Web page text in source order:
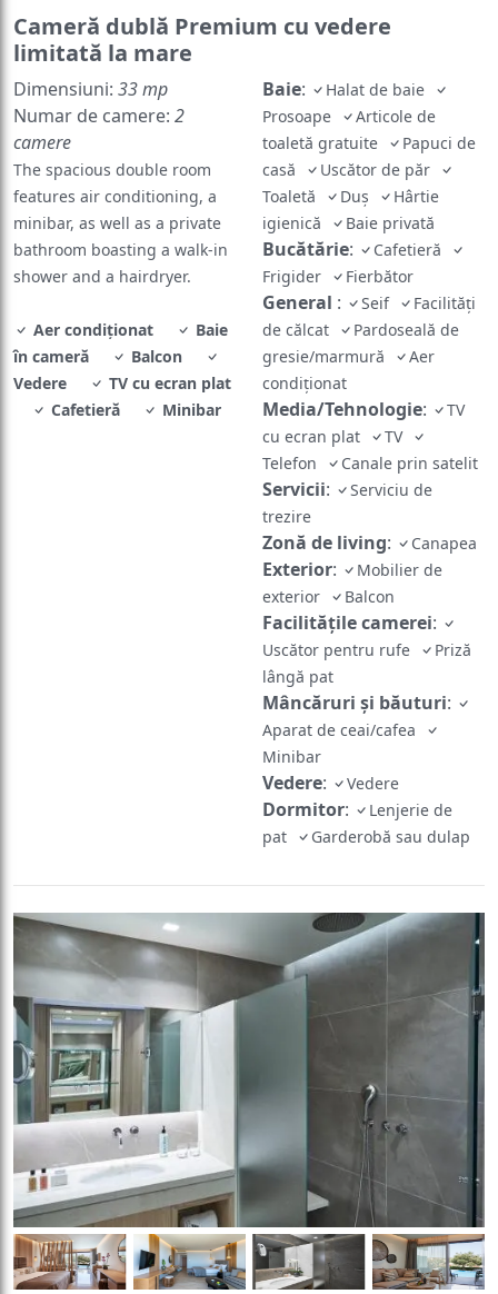
Cameră dublă Premium cu vedere
limitată la mare
Dimensiuni: 33 mp
Numar de camere: 2
camere
The spacious double room
features air conditioning, a
minibar, as well as a private
bathroom boasting a walk-in
shower and a hairdryer.
Aer condiționat
Baie
în cameră
Balcon
Vedere
TV cu ecran plat
Cafetieră
Minibar
Baie:
Halat de baie
Prosoape
Articole de
toaletă gratuite
Papuci de
casă
Uscător de păr
Toaletă
Duș
Hârtie
igienică
Baie privată
Bucătărie:
Cafetieră
Frigider
Fierbător
General : Seif
Facilități
de călcat
Pardoseală de
gresie/marmură
Aer
condiționat
Media/Tehnologie:
TV
cu ecran plat
TV
Telefon
Canale prin satelit
Servicii:
Serviciu de
trezire
Zonă de living: Canapea
Exterior:
Mobilier de
exterior
Balcon
Facilităţile camerei:
Uscător pentru rufe
Priză
lângă pat
Mâncăruri și băuturi:
Aparat de ceai/cafea
Minibar
Vedere: Vedere
Dormitor:
Lenjerie de
pat
Garderobă sau dulap